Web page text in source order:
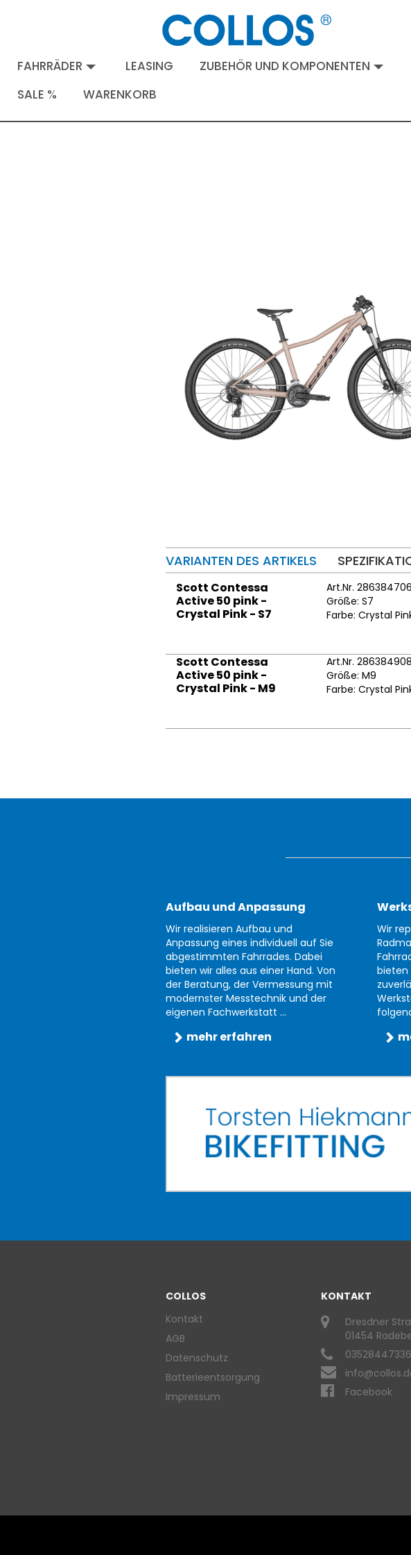
FAHRRÄDER LEASING ZUBEHÖR UND KOMPONENTEN
SALE %
WARENKORB
VARIANTEN DES ARTIKELS
Scott Contessa
Active 50 pink -
Crystal Pink - S7
Art.Nr. 286384706
Größe: S7
Farbe: Crystal
Scott Contessa
Active 50 pink -
Crystal Pink - M9
Art.Nr. 286384908
Größe: M9
Farbe: Crystal
Aufbau und Anpassung
Wir realisieren Aufbau und
Anpassung eines individuell auf Sie
abgestimmten Fahrrades. Dabei
bieten wir alles aus einer Hand. Von
der Beratung, der Vermessung mit
modernster Messtechnik und der
eigenen Fachwerkstatt ...
mehr erfahren
Wir
bieten
COLLOS
Kontakt
AGB
Datenschutz
Batterieentsorgung
Impressum
KONTAKT
Dresdner
01454
03528447336
Facebook